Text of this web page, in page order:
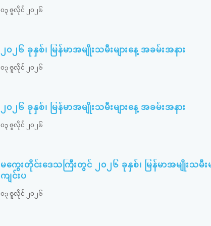
၀၃ ဇူလိုင် ၂၀၂၆
၂၀၂၆ ခုနှစ်၊ မြန်မာအမျိုးသမီးများနေ့ အခမ်းအနား
၀၃ ဇူလိုင် ၂၀၂၆
၂၀၂၆ ခုနှစ်၊ မြန်မာအမျိုးသမီးများနေ့ အခမ်းအနား
၀၃ ဇူလိုင် ၂၀၂၆
မကွေးတိုင်းဒေသကြီးတွင် ၂၀၂၆ ခုနှစ်၊ မြန်မာအမျိုးသမီ
ကျင်းပ
၀၃ ဇူလိုင် ၂၀၂၆